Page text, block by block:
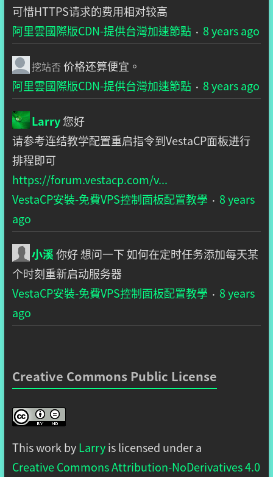
可惜HTTPS请求的费用相对较高
阿里雲國際版CDN-提供台灣加速節點· 8 years ago
挖站否 价格还算便宜。
阿里雲國際版CDN-提供台灣加速節點· 8 years ago
Larry您好
请参考连结教学配置重启指令到VestaCP面板进行
排程即可
https://forum.vestacp.com/v...
VestaCP安裝-免費VPS控制面板配置教學 · 8 years
ago
小溪你好 想问一下 如何在定时任务添加每天某
个时刻重新启动服务器
VestaCP安裝-免費VPS控制面板配置教學 · 8 years
ago
Creative Commons Public License
This work byLarryis licensed under a
Creative Commons Attribution-NoDerivatives 4.0